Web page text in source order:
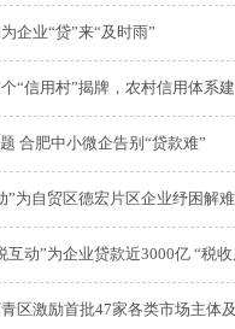
企业“贷”来“及时雨”
“信用村”揭牌，农村信用体系
合肥中小微企告别“贷款难”
”为自贸区德宏片区企业纾困解难
互动”为企业贷款近3000亿 “税
区激励首批47家各类市场主体